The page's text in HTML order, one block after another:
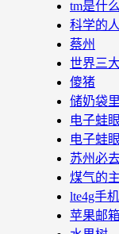
tm是什
科学的
蔡州
世界三
傻猪
储奶袋
电子蛙
电子蛙
苏州必
煤气的
lte4g手机
苹果邮